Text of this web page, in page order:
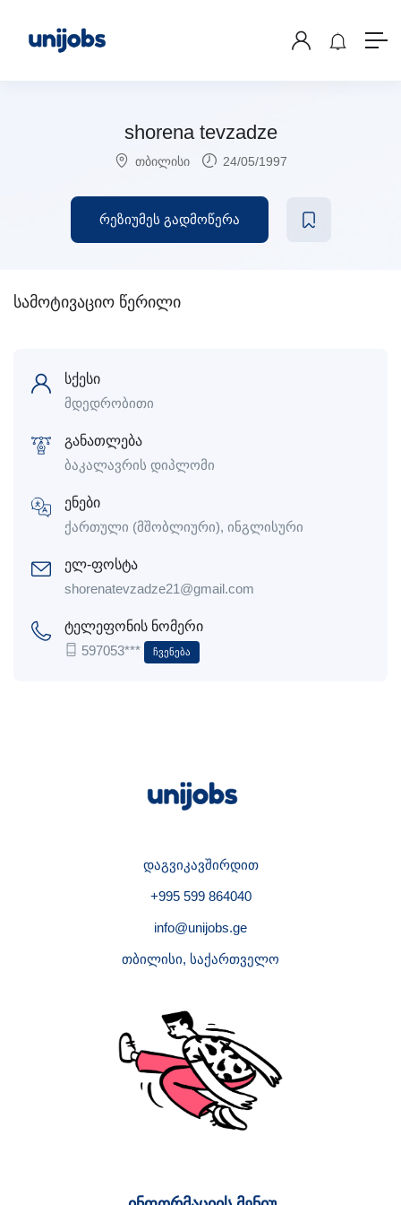
shorena tevzadze
თბილისი 24/05/1997
რეზიუმეს გადმოწერა
სამოტივაციო წერილი
სქესი
მდედრობითი
განათლება
ბაკალავრის დიპლომი
ენები
ქართული (მშობლიური), ინგლისური
ელ-ფოსტა
shorenatevzadze21@gmail.com
ტელეფონის ნომერი
597053***
Ჩვენება
დაგვიკავშირდით
+995 599 864040
info@unijobs.ge
თბილისი, საქართველო